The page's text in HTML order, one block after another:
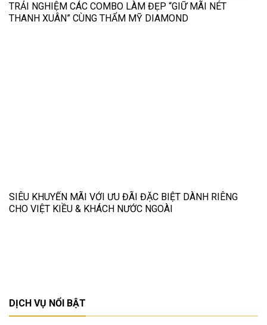
TRẢI NGHIỆM CÁC COMBO LÀM ĐẸP “GIỮ MÃI NÉT
THANH XUÂN” CÙNG THẨM MỸ DIAMOND
SIÊU KHUYẾN MÃI VỚI ƯU ĐÃI ĐẶC BIỆT DÀNH RIÊNG
CHO VIỆT KIỀU & KHÁCH NƯỚC NGOÀI
DỊCH VỤ NỔI BẬT